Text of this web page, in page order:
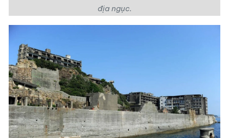
địa ngục.